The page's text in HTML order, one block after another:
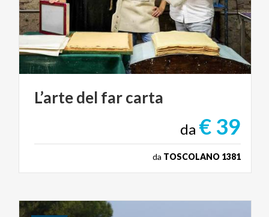
L’artedel farcarta
da € 39
da TOSCOLANO 1381